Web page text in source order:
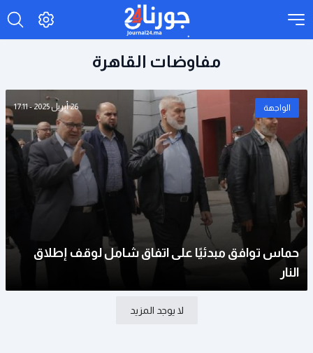
مفاوضات القاهرة
الواجهة 26 أبريل 2025 - 17:11
حماس توافق مبدئيًا على اتفاق شامل لوقف إطلاق
النار
لا يوجد المزيد